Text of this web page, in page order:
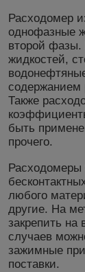
Расходомер
однофазные
второй фазы.
жидкостей,
содержанием
Также
быть
прочего.
Расходомеры
любого
другие. На
закрепить на
случаев
зажимные
поставки.